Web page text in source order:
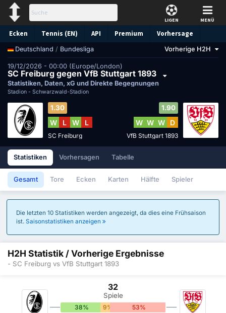
LIGEN MENÜ
Ecken Tennis (EN) API Premium Vorhersage
Deutschland / Bundesliga Vorherige H2H
19/12/2026 - 00:00 (Europe/London)
SC Freiburg gegen VfB Stuttgart 1893
Statistiken, Daten, xG und Direkte Begegnungen
Stadion - Schwarzwald-Stadion
1.30
W L W L
SC Freiburg
1.90
W W W D
VfB Stuttgart 1893
Statistiken Vorhersagen Tabelle
Gesamt Tore Ecken Karten Hälfte Spieler
Die letzten 10 Statistiken werden angezeigt, da dies eine Frühsaison
ist. Saisonstatistiken anzeigen
H2H Statistik / Vorherige Ergebnisse
- SC Freiburg vs VfB Stuttgart 1893
32
Spiele
38% 9% 53%